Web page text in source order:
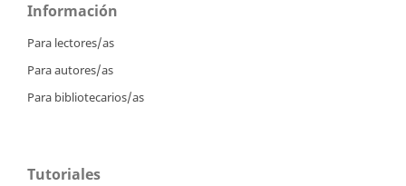
Información
Para lectores/as
Para autores/as
Para bibliotecarios/as
Tutoriales